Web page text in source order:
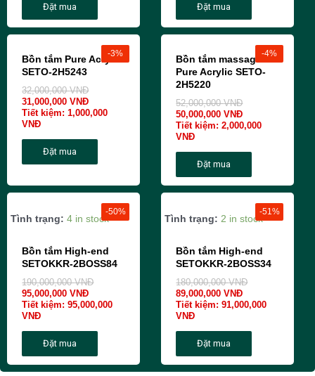
Đặt mua Đặt mua
-3%
Bồn tắm Pure Acrylic
SETO-2H5243
32,000,000VNĐ
31,000,000VNĐ
Tiết kiệm:1,000,000
VNĐ
Đặt mua
-4%
Bồn tắm massage
Pure Acrylic SETO-
2H5220
52,000,000VNĐ
50,000,000VNĐ
Tiết kiệm:2,000,000
VNĐ
Đặt mua
-50%
Tình trạng: 4 in stock
Bồn tắm High-end
SETOKKR-2BOSS84
190,000,000VNĐ
95,000,000VNĐ
Tiết kiệm:95,000,000
VNĐ
Đặt mua
-51%
Tình trạng: 2 in stock
Bồn tắm High-end
SETOKKR-2BOSS34
180,000,000VNĐ
89,000,000VNĐ
Tiết kiệm:91,000,000
VNĐ
Đặt mua